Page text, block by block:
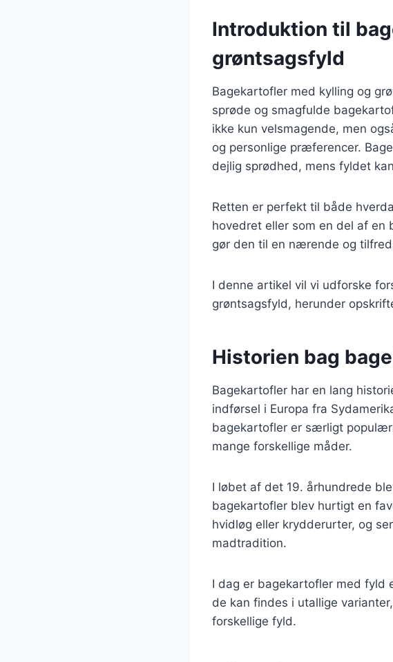
Introduktion til
grøntsagsfyld
Bagekartofler med kylling og
sprøde og smagfulde
ikke kun velsmagende, men
og personlige præferencer.
dejlig sprødhed, mens fyldet
Retten er perfekt til både
hovedret eller som en del af en
gør den til en nærende og
I denne artikel vil vi udforske
grøntsagsfyld, herunder
Historien bag
Bagekartofler har en lang
indførsel i Europa fra
bagekartofler er særligt
mange forskellige måder.
I løbet af det 19. århundrede
bagekartofler blev hurtigt en
hvidløg eller krydderurter, og
madtradition.
I dag er bagekartofler med fyld
de kan findes i utallige
forskellige fyld.